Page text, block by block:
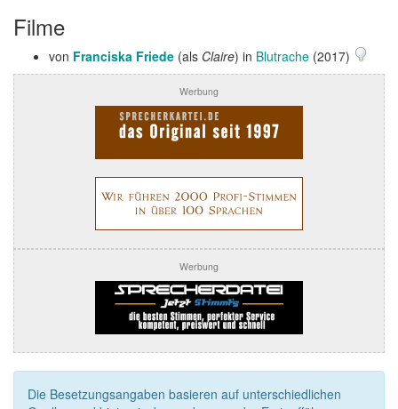
Filme
von Franciska Friede (als Claire) in Blutrache (2017)
Werbung
Werbung
Die Besetzungsangaben basieren auf unterschiedlichen